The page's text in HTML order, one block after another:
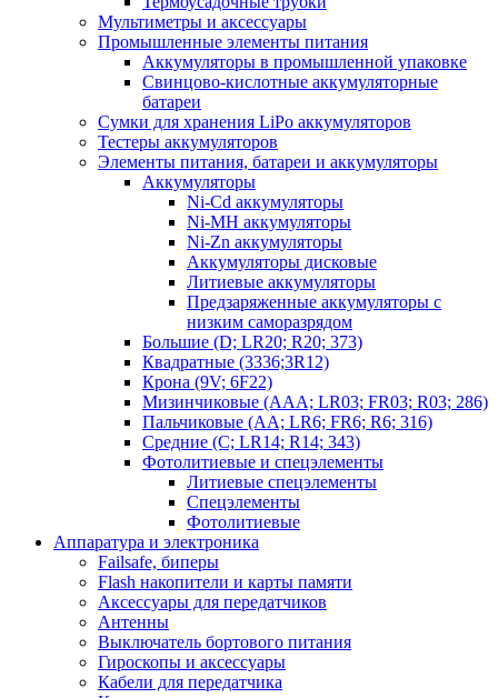
Мультиметры и аксессуары
Промышленные элементы питания
Аккумуляторы в промышленной упаковке
Свинцово-кислотные аккумуляторные
батареи
Сумки для хранения LiPo аккумуляторов
Тестеры аккумуляторов
Элементы питания, батареи и аккумуляторы
Аккумуляторы
Ni-Cd аккумуляторы
Ni-MH аккумуляторы
Ni-Zn аккумуляторы
Аккумуляторы дисковые
Литиевые аккумуляторы
Предзаряженные аккумуляторы с
низким саморазрядом
Большие (D; LR20; R20; 373)
Квадратные (3336;3R12)
Крона (9V; 6F22)
Мизинчиковые (AAA; LR03; FR03; R03; 286)
Пальчиковые (AA; LR6; FR6; R6; 316)
Средние (C; LR14; R14; 343)
Фотолитиевые и спецэлементы
Литиевые спецэлементы
Спецэлементы
Фотолитиевые
Аппаратура и электроника
Failsafe, биперы
Flash накопители и карты памяти
Аксессуары для передатчиков
Антенны
Выключатель бортового питания
Гироскопы и аксессуары
Кабели для передатчика